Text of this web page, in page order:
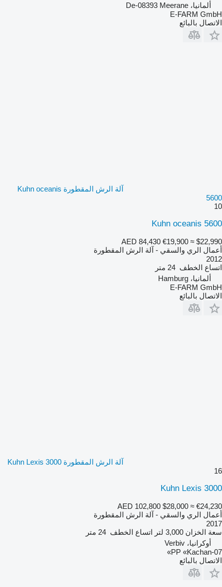
ألمانيا، De-08393 Meerane
E-FARM GmbH
الاتصال بالبائع
آلة الرش المقطورة Kuhn oceanis
5600
10
Kuhn oceanis 5600
AED 84,430 €19,900 ≈ $22,990
أعمال الري والسقي - آلة الرش المقطورة
2012
اتساع الخطف 24 متر
ألمانيا، Hamburg
E-FARM GmbH
الاتصال بالبائع
آلة الرش المقطورة Kuhn Lexis 3000
16
Kuhn Lexis 3000
AED 102,800 $28,000 ≈ €24,230
أعمال الري والسقي - آلة الرش المقطورة
2017
سعة الخزان 3,000 لتر اتساع الخطف 24 متر
أوكرانيا، Verbiv
PP «Kachan-07»
الاتصال بالبائع